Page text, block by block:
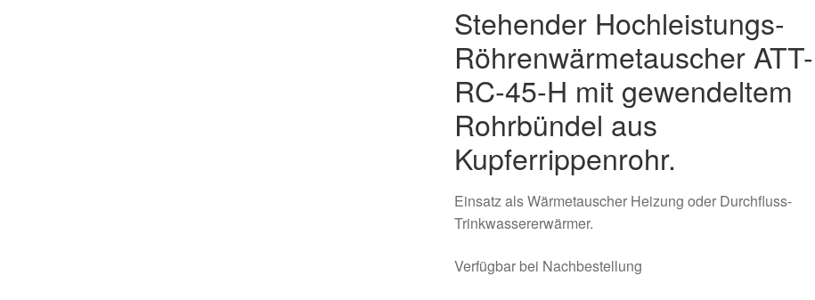
Stehender Hochleistungs-
Röhrenwärmetauscher ATT-
RC-45-H mit gewendeltem
Rohrbündel aus
Kupferrippenrohr.
Einsatz als Wärmetauscher Heizung oder Durchfluss-
Trinkwassererwärmer.
Verfügbar bei Nachbestellung